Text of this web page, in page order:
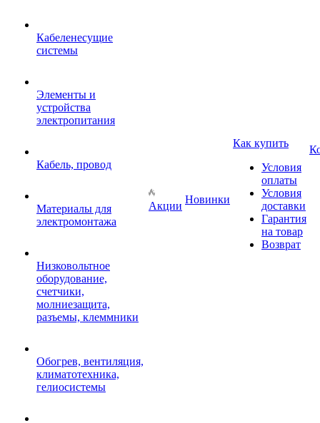
Кабеленесущие
системы
Элементы и
устройства
электропитания
Кабель, провод
Материалы для
электромонтажа
Низковольтное
оборудование,
счетчики,
молниезащита,
разъемы, клеммники
Обогрев, вентиляция,
климатотехника,
гелиосистемы
Акции
Новинки
Как купить
Условия
оплаты
Условия
доставки
Гарантия
на товар
Возврат